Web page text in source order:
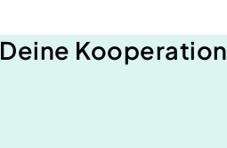
Deine Kooperation